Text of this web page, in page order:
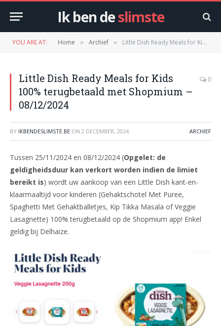
Ik ben deslimste
YOU ARE AT: Home » Archief » Little Dish Ready Meals for Kids 100% terugbetaald met Shopmium – 08/12/2024
Little Dish Ready Meals for Kids
100% terugbetaald met Shopmium –
08/12/2024
0
BY IKBENDESLIMSTE.BE ON 2 DECEMBER, 2024 ARCHIEF
Tussen 25/11/2024 en 08/12/2024 (Opgelet: de
geldigheidsduur kan verkort worden indien de limiet
bereikt is) wordt uw aankoop van een Little Dish kant-en-
klaarmaaltijd voor kinderen (Gehaktschotel Met Puree,
Spaghetti Met Gehaktballetjes, Kip Tikka Masala of Veggie
Lasagnette) 100% terugbetaald op de Shopmium app! Enkel
geldig bij Delhaize.